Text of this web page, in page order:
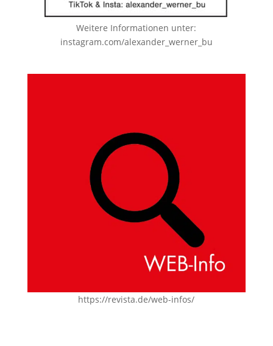
Weitere Informationen unter:
instagram.com/alexander_werner_bu
https://revista.de/web-infos/